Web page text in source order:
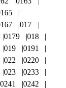
017
0179
018
019
0191
022
0220
023
0233
0241 0242